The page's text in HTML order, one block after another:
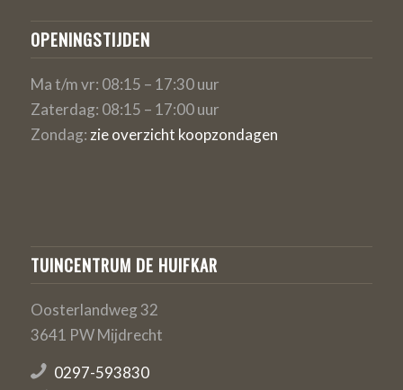
OPENINGSTIJDEN
Ma t/m vr: 08:15 – 17:30 uur
Zaterdag: 08:15 – 17:00 uur
Zondag: zie overzicht koopzondagen
TUINCENTRUM DE HUIFKAR
Oosterlandweg 32
3641 PW Mijdrecht
0297-593830